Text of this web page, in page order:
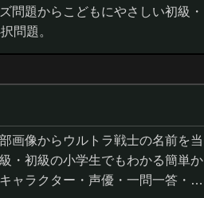
題からこどもにやさしい初級・
問題。
画像からウルトラ戦士の名前を当
初級の小学生でもわかる簡単か
ャラクター・声優・一問一答・3